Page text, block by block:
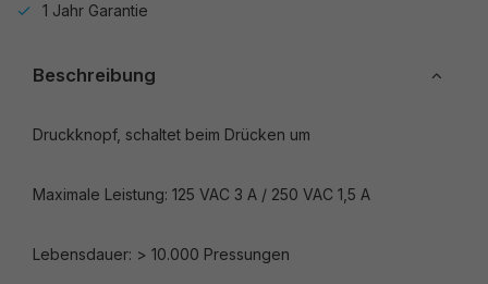
1 Jahr Garantie
Beschreibung
Druckknopf, schaltet beim Drücken um
Maximale Leistung: 125 VAC 3 A / 250 VAC 1,5 A
Lebensdauer: > 10.000 Pressungen